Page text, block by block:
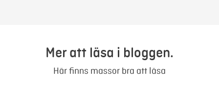
Mer att läsa i bloggen.
Här finns massor bra att läsa